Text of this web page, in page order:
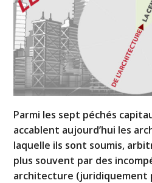
Parmi les sept péchés
accablent aujourd’hui les
laquelle ils sont soumis,
plus souvent par des
architecture (juridiquement